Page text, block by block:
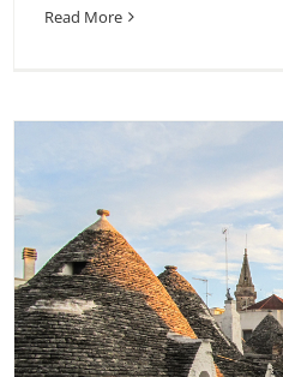
Read More